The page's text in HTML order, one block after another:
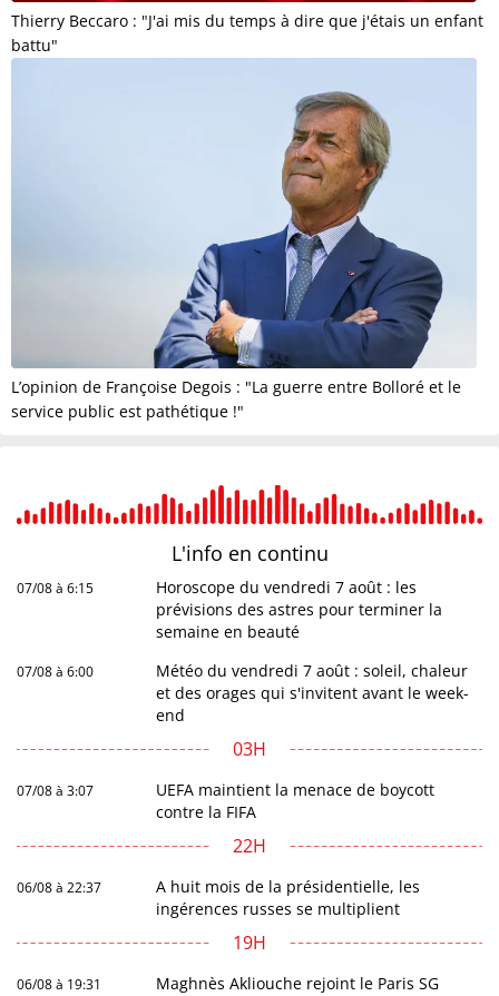
Thierry Beccaro : "J'ai mis du temps à dire que j'étais un enfant
battu"
L’opinion de Françoise Degois : "La guerre entre Bolloré et le
service public est pathétique !"
L'info en continu
07/08 à 6:15
Horoscope du vendredi 7 août : les
prévisions des astres pour terminer la
semaine en beauté
07/08 à 6:00
Météo du vendredi 7 août : soleil, chaleur
et des orages qui s'invitent avant le week-
end
03H
07/08 à 3:07
UEFA maintient la menace de boycott
contre la FIFA
22H
06/08 à 22:37
A huit mois de la présidentielle, les
ingérences russes se multiplient
19H
06/08 à 19:31
Maghnès Akliouche rejoint le Paris SG